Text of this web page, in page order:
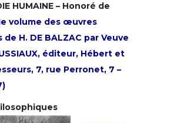
HUMAINE – Honoré de
volume des œuvres
H. DE BALZAC par Veuve
éditeur, Hébert et
7, rue Perronet, 7 –